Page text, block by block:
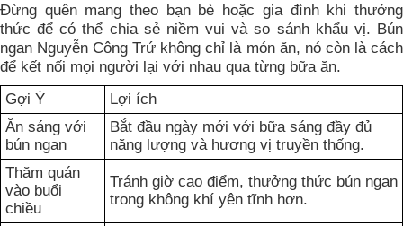
Đừng quên mang theo bạn bè hoặc gia đình khi thưởng
thức để có thể chia sẻ niềm vui và so sánh khẩu vị. Bún
ngan Nguyễn Công Trứ không chỉ là món ăn, nó còn là cách
để kết nối mọi người lại với nhau qua từng bữa ăn.
Gợi Ý
Lợi ích
Ăn sáng với
bún ngan
Bắt đầu ngày mới với bữa sáng đầy đủ
năng lượng và hương vị truyền thống.
Thăm quán
vào buổi
chiều
Tránh giờ cao điểm, thưởng thức bún ngan
trong không khí yên tĩnh hơn.